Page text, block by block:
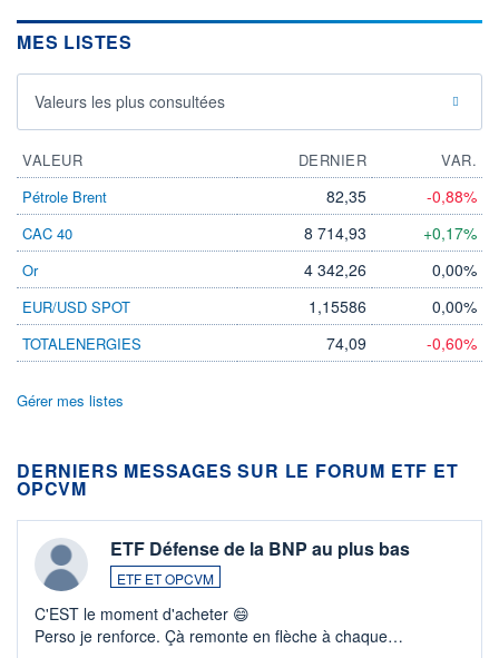
MES LISTES
Valeurs les plus consultées
VALEUR DERNIER
VAR.
Pétrole Brent
82,35 -0,88%
CAC 40 8 714,93 +0,17%
Or 4 342,26 0,00%
EUR/USD SPOT 1,15586 0,00%
TOTALENERGIES 74,09 -0,60%
Gérer mes listes
DERNIERS MESSAGES SUR LE FORUM ETF ET
OPCVM
ETF Défense de la BNP au plus bas
ETF ET OPCVM
C'EST le moment d'acheter 😄​
Perso je renforce. Çà remonte en flèche à chaque